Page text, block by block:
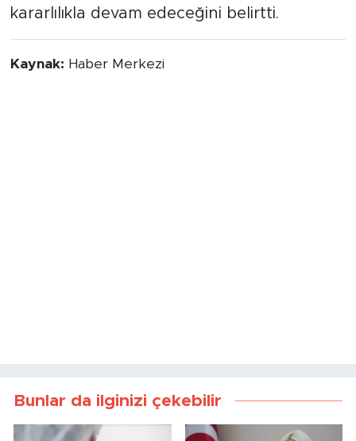
kararlılıkla devam edeceğini belirtti.
Kaynak: Haber Merkezi
Bunlar da ilginizi çekebilir